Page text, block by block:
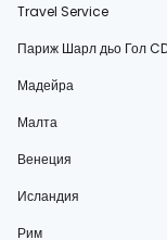
Travel Service
Париж Шарл дьо Гол
Мадейра
Малта
Венеция
Исландия
Рим